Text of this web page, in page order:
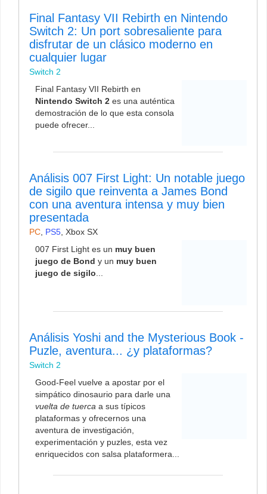
Final Fantasy VII Rebirth en Nintendo
Switch 2: Un port sobresaliente para
disfrutar de un clásico moderno en
cualquier lugar
Switch 2
Final Fantasy VII Rebirth en
Nintendo Switch 2 es una auténtica
demostración de lo que esta consola
puede ofrecer...
Análisis 007 First Light: Un notable juego
de sigilo que reinventa a James Bond
con una aventura intensa y muy bien
presentada
PC PS5 Xbox SX
007 First Light es un muy buen
juego de Bond y un muy buen
juego de sigilo
Análisis Yoshi and the Mysterious Book -
Puzle, aventura... ¿y plataformas?
Switch 2
Good-Feel vuelve a apostar por el
simpático dinosaurio para darle una
vuelta de tuerca a sus típicos
plataformas y ofrecernos una
aventura de investigación,
experimentación y puzles, esta vez
enriquecidos con salsa plataformera...